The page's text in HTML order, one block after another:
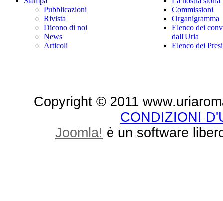
Pubblicazioni
Rivista
Dicono di noi
News
Articoli
Commissioni
Organigramma
Elenco dei
dall'Uria
Elenco dei
Copyright © 2011
CONDIZIONI
Joomla! è un software